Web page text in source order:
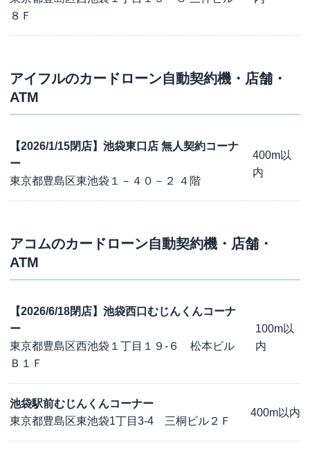
８Ｆ
アイフルのカードローン自動契約機・店舗・
ATM
【2026/1/15閉店】池袋東口店 無人契約コーナ
ー
東京都豊島区東池袋１－４０－２ ４階
400m以
内
アコムのカードローン自動契約機・店舗・
ATM
【2026/6/18閉店】池袋西口むじんくんコーナ
ー
東京都豊島区西池袋１丁目１９-６ 松本ビル
Ｂ１Ｆ
100m以
内
池袋駅前むじんくんコーナー
東京都豊島区東池袋1丁目3-4 三桐ビル２Ｆ
400m以内